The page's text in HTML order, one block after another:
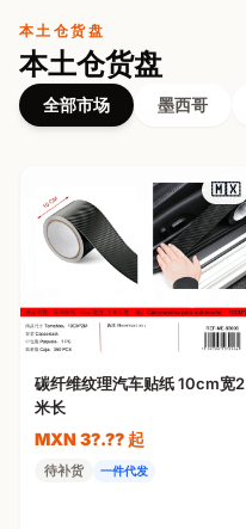
本土仓货盘
本土仓货盘
全部市场 墨西哥
🇲🇽
碳纤维纹理汽车贴纸 10cm宽2
米长
MXN 3?.?? 起
待补货 一件代发